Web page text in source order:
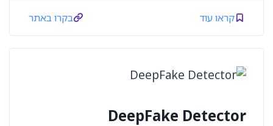
קראו עוד בקרו באתר
DeepFake Detector